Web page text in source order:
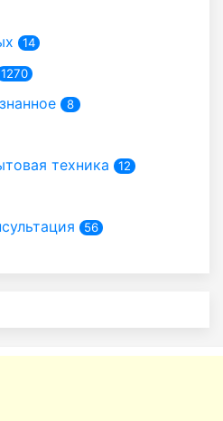
14
1270
8
техника 12
56